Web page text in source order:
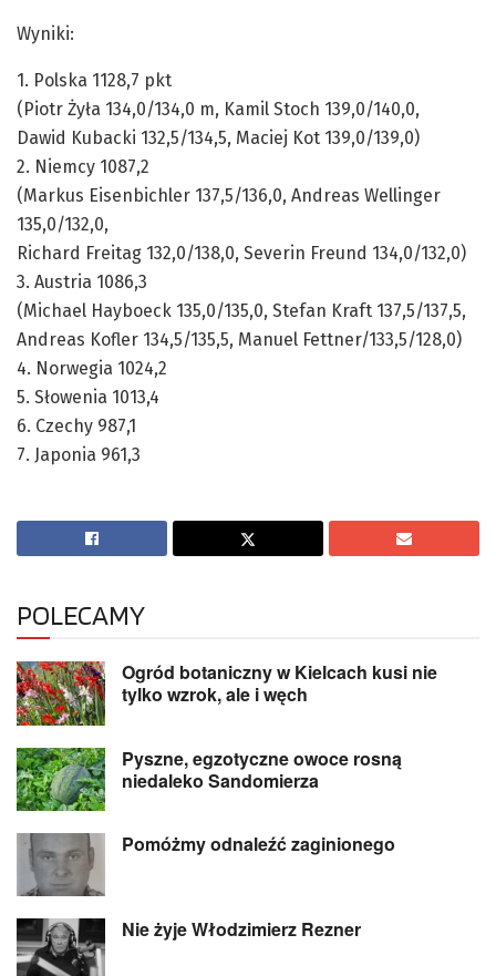
Wyniki:
1. Polska 1128,7 pkt
(Piotr Żyła 134,0/134,0 m, Kamil Stoch 139,0/140,0,
Dawid Kubacki 132,5/134,5, Maciej Kot 139,0/139,0)
2. Niemcy 1087,2
(Markus Eisenbichler 137,5/136,0, Andreas Wellinger
135,0/132,0,
Richard Freitag 132,0/138,0, Severin Freund 134,0/132,0)
3. Austria 1086,3
(Michael Hayboeck 135,0/135,0, Stefan Kraft 137,5/137,5,
Andreas Kofler 134,5/135,5, Manuel Fettner/133,5/128,0)
4. Norwegia 1024,2
5. Słowenia 1013,4
6. Czechy 987,1
7. Japonia 961,3
POLECAMY
Ogród botaniczny w Kielcach kusi nie
tylko wzrok, ale i węch
Pyszne, egzotyczne owoce rosną
niedaleko Sandomierza
Pomóżmy odnaleźć zaginionego
Nie żyje Włodzimierz Rezner